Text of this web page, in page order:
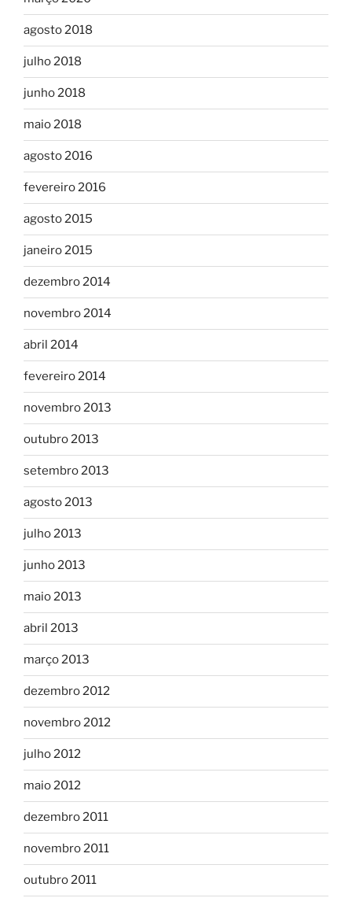
agosto 2018
julho 2018
junho 2018
maio 2018
agosto 2016
fevereiro 2016
agosto 2015
janeiro 2015
dezembro 2014
novembro 2014
abril 2014
fevereiro 2014
novembro 2013
outubro 2013
setembro 2013
agosto 2013
julho 2013
junho 2013
maio 2013
abril 2013
março 2013
dezembro 2012
novembro 2012
julho 2012
maio 2012
dezembro 2011
novembro 2011
outubro 2011